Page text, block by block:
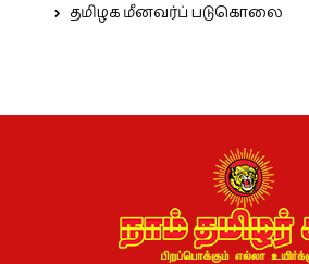
தமிழக மீனவர்ப் படுகொலை